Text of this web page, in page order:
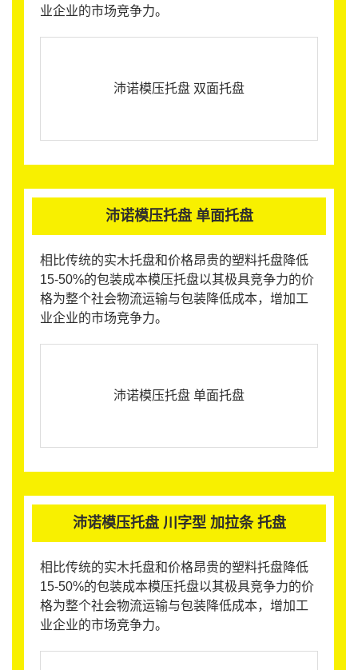
业企业的市场竞争力。
沛诺模压托盘 双面托盘
沛诺模压托盘 单面托盘
相比传统的实木托盘和价格昂贵的塑料托盘降低
15-50%的包装成本模压托盘以其极具竞争力的价
格为整个社会物流运输与包装降低成本，增加工
业企业的市场竞争力。
沛诺模压托盘 单面托盘
沛诺模压托盘 川字型 加拉条 托盘
相比传统的实木托盘和价格昂贵的塑料托盘降低
15-50%的包装成本模压托盘以其极具竞争力的价
格为整个社会物流运输与包装降低成本，增加工
业企业的市场竞争力。